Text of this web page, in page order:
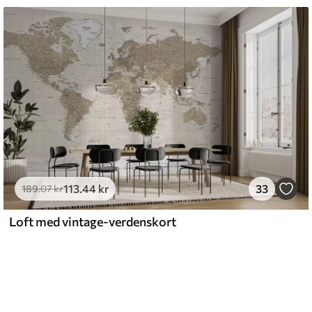
189.07kr113.44 kr 33
Loft med vintage-verdenskort